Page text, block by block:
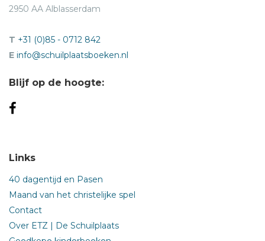
2950 AA Alblasserdam
T +31 (0)85 - 0712 842
E info@schuilplaatsboeken.nl
Blijf op de hoogte:
Links
40 dagentijd en Pasen
Maand van het christelijke spel
Contact
Over ETZ | De Schuilplaats